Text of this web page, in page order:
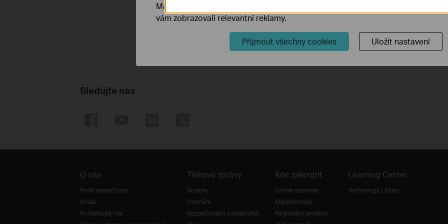
Sledujte nás
O nás
Profil společnosti
O nás
Kontaktujte nás
Tiskové zprávy
Novinky
Ocenění
Bezpečnostní poradenství
Kde zakoupit
Online obchody
Maloobchody
Regionální prodejci
Learning Center
Technology Library
Marketingové soubory cookie mohou prostřednictvím našich webových
vám zobrazovali relevantní reklamy.
Přijmout všechny cookies Uložit nastavení